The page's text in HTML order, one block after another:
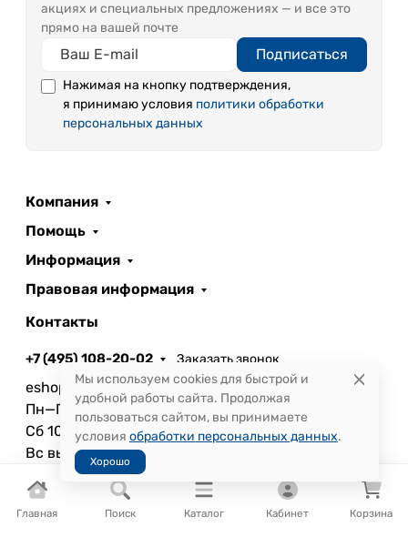
Главная Поиск Каталог Кабинет Корзина
акциях и специальных предложениях — и все это
прямо на вашей почте
Подписаться
Нажимая на кнопку подтверждения,
я принимаю условия политики обработки
персональных данных
Компания
Помощь
Информация
Правовая информация
Контакты
+7 (495) 108-20-02 Заказать звонок
eshop@minervoda.ru
Пн—Пт 09:00—20:00
Сб 10:00—20:00
Вс выходной день
Мы используем cookies для быстрой и
удобной работы сайта. Продолжая
пользоваться сайтом, вы принимаете
условия обработки персональных данных.
Хорошо